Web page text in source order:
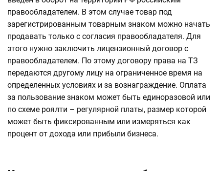
правообладателем. В этом случае товар под
зарегистрированным товарным знаком можно начать
продавать только с согласия правообладателя. Для
этого нужно заключить лицензионный договор с
правообладателем. По этому договору права на ТЗ
передаются другому лицу на ограниченное время на
определенных условиях и за вознаграждение. Оплата
за пользование знаком может быть единоразовой или
по схеме роялти – регулярной платы, размер которой
может быть фиксированным или измеряться как
процент от дохода или прибыли бизнеса.